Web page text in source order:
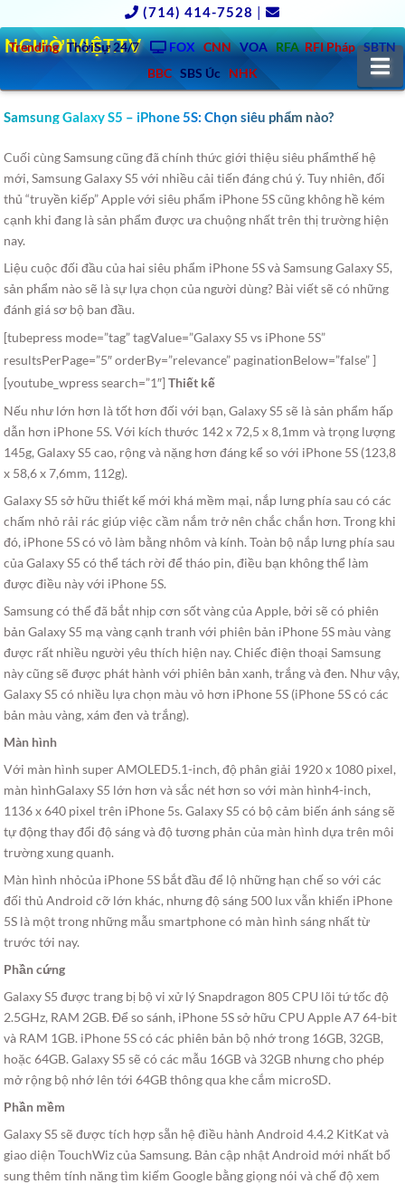
(714) 414-7528 |
Trending ThờiSự 24/7 FOX CNN VOA RFA RFI Pháp SBTN
BBC SBS Úc NHK
NGƯỜIVIỆT.TV
Samsung Galaxy S5 – iPhone 5S: Chọn siêu phẩm nào?
Cuối cùng Samsung cũng đã chính thức giới thiệu siêu phẩmthế hệ
mới, Samsung Galaxy S5 với nhiều cải tiến đáng chú ý. Tuy nhiên, đối
thủ “truyền kiếp” Apple với siêu phẩm iPhone 5S cũng không hề kém
cạnh khi đang là sản phẩm được ưa chuộng nhất trên thị trường hiện
nay.
Liệu cuộc đối đầu của hai siêu phẩm iPhone 5S và Samsung Galaxy S5,
sản phẩm nào sẽ là sự lựa chọn của người dùng? Bài viết sẽ có những
đánh giá sơ bộ ban đầu.
[tubepress mode=”tag” tagValue=”Galaxy S5 vs iPhone 5S”
resultsPerPage=”5″ orderBy=”relevance” paginationBelow=”false” ]
[youtube_wpress search=”1″]Thiết kế
Nếu như lớn hơn là tốt hơn đối với bạn, Galaxy S5 sẽ là sản phẩm hấp
dẫn hơn iPhone 5S. Với kích thước 142 x 72,5 x 8,1mm và trọng lượng
145g, Galaxy S5 cao, rộng và nặng hơn đáng kể so với iPhone 5S (123,8
x 58,6 x 7,6mm, 112g).
Galaxy S5 sở hữu thiết kế mới khá mềm mại, nắp lưng phía sau có các
chấm nhỏ rải rác giúp việc cầm nắm trở nên chắc chắn hơn. Trong khi
đó, iPhone 5S có vỏ làm bằng nhôm và kính. Toàn bộ nắp lưng phía sau
của Galaxy S5 có thể tách rời để tháo pin, điều bạn không thể làm
được điều này với iPhone 5S.
Samsung có thể đã bắt nhịp cơn sốt vàng của Apple, bởi sẽ có phiên
bản Galaxy S5 mạ vàng cạnh tranh với phiên bản iPhone 5S màu vàng
được rất nhiều người yêu thích hiện nay. Chiếc điện thoại Samsung
này cũng sẽ được phát hành với phiên bản xanh, trắng và đen. Như vậy,
Galaxy S5 có nhiều lựa chọn màu vỏ hơn iPhone 5S (iPhone 5S có các
bản màu vàng, xám đen và trắng).
Màn hình
Với màn hình super AMOLED5.1-inch, độ phân giải 1920 x 1080 pixel,
màn hìnhGalaxy S5 lớn hơn và sắc nét hơn so với màn hình4-inch,
1136 x 640 pixel trên iPhone 5s. Galaxy S5 có bộ cảm biến ánh sáng sẽ
tự động thay đổi độ sáng và độ tương phản của màn hình dựa trên môi
trường xung quanh.
Màn hình nhỏcủa iPhone 5S bắt đầu để lộ những hạn chế so với các
đối thủ Android cỡ lớn khác, nhưng độ sáng 500 lux vẫn khiến iPhone
5S là một trong những mẫu smartphone có màn hình sáng nhất từ
trước tới nay.
Phần cứng
Galaxy S5 được trang bị bộ vi xử lý Snapdragon 805 CPU lõi tứ tốc độ
2.5GHz, RAM 2GB. Để so sánh, iPhone 5S sở hữu CPU Apple A7 64-bit
và RAM 1GB. iPhone 5S có các phiên bản bộ nhớ trong 16GB, 32GB,
hoặc 64GB. Galaxy S5 sẽ có các mẫu 16GB và 32GB nhưng cho phép
mở rộng bộ nhớ lên tới 64GB thông qua khe cắm microSD.
Phần mềm
Galaxy S5 sẽ được tích hợp sẵn hệ điều hành Android 4.4.2 KitKat và
giao diện TouchWiz của Samsung. Bản cập nhật Android mới nhất bổ
sung thêm tính năng tìm kiếm Google bằng giọng nói và chế độ xem